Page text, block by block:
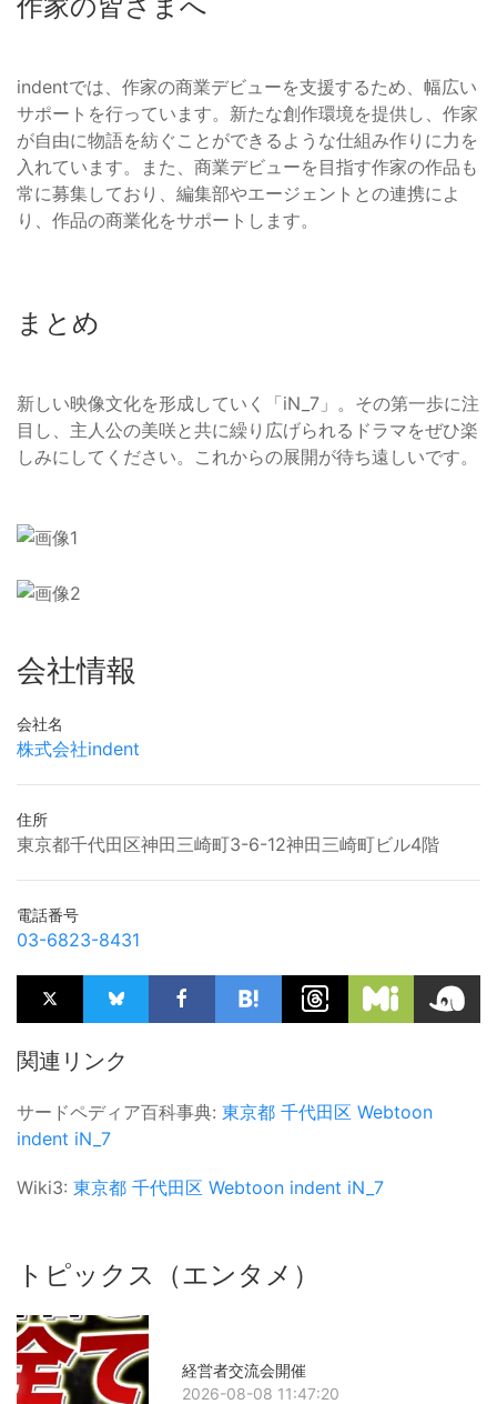
indentでは、作家の商業デビューを支援するため、幅広い
サポートを行っています。新たな創作環境を提供し、作家
が自由に物語を紡ぐことができるような仕組み作りに力を
入れています。また、商業デビューを目指す作家の作品も
常に募集しており、編集部やエージェントとの連携によ
り、作品の商業化をサポートします。
まとめ
新しい映像文化を形成していく「iN_7」。その第一歩に注
目し、主人公の美咲と共に繰り広げられるドラマをぜひ楽
しみにしてください。これからの展開が待ち遠しいです。
会社情報
会社名
株式会社indent
住所
東京都千代田区神田三崎町3-6-12神田三崎町ビル4階
電話番号
03-6823-8431
関連リンク
サードペディア百科事典: 東京都 千代田区 Webtoon
indent iN_7
Wiki3: 東京都 千代田区 Webtoon indent iN_7
トピックス（エンタメ）
経営者交流会開催
2026-08-08 11:47:20